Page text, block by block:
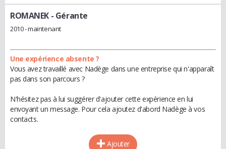
ROMANEK - Gérante
2010 - maintenant
Une expérience absente ?
Vous avez travaillé avec Nadège dans une entreprise qui n'apparaît
pas dans son parcours ?
N'hésitez pas à lui suggérer d'ajouter cette expérience en lui
envoyant un message. Pour cela ajoutez d'abord Nadège à vos
contacts.
Ajouter